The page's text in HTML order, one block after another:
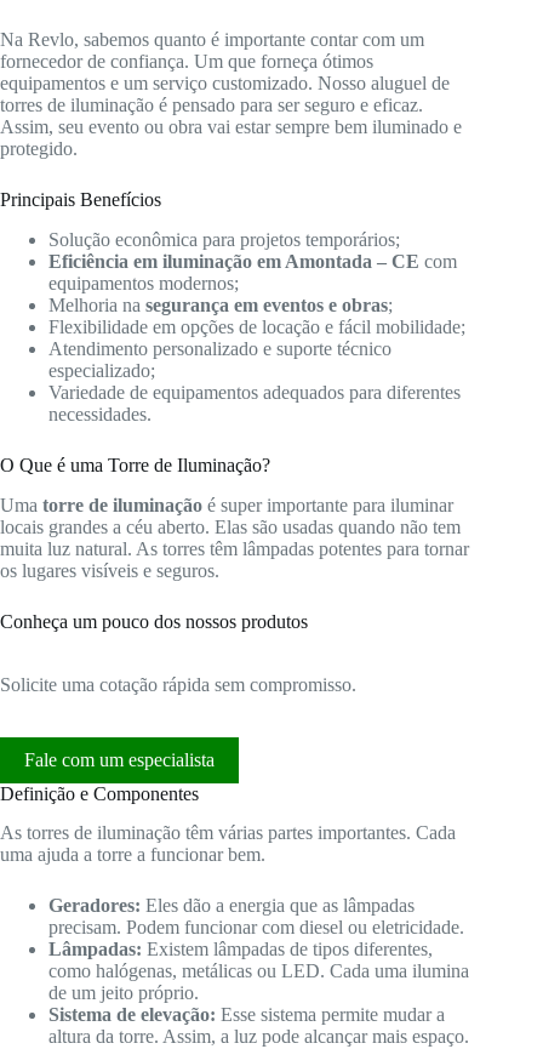
Na Revlo, sabemos quanto é importante contar com um
fornecedor de confiança. Um que forneça ótimos
equipamentos e um serviço customizado. Nosso aluguel de
torres de iluminação é pensado para ser seguro e eficaz.
Assim, seu evento ou obra vai estar sempre bem iluminado e
protegido.
Principais Benefícios
Solução econômica para projetos temporários;
Eficiência em iluminação em Amontada – CE com
equipamentos modernos;
Melhoria na segurança em eventos e obras;
Flexibilidade em opções de locação e fácil mobilidade;
Atendimento personalizado e suporte técnico
especializado;
Variedade de equipamentos adequados para diferentes
necessidades.
O Que é uma Torre de Iluminação?
Uma torre de iluminação é super importante para iluminar
locais grandes a céu aberto. Elas são usadas quando não tem
muita luz natural. As torres têm lâmpadas potentes para tornar
os lugares visíveis e seguros.
Conheça um pouco dos nossos produtos
Solicite uma cotação rápida sem compromisso.
Fale com um especialista
Definição e Componentes
As torres de iluminação têm várias partes importantes. Cada
uma ajuda a torre a funcionar bem.
Geradores: Eles dão a energia que as lâmpadas
precisam. Podem funcionar com diesel ou eletricidade.
Lâmpadas: Existem lâmpadas de tipos diferentes,
como halógenas, metálicas ou LED. Cada uma ilumina
de um jeito próprio.
Sistema de elevação: Esse sistema permite mudar a
altura da torre. Assim, a luz pode alcançar mais espaço.